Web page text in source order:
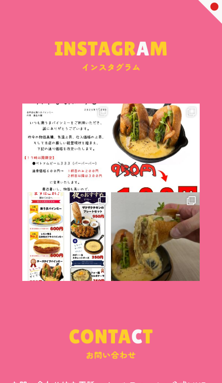
INSTAGRAM
インスタグラム
CONTACT
お問い合わせ